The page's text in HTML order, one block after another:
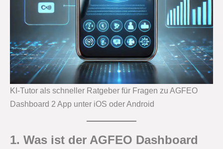
KI-Tutor als schneller Ratgeber für Fragen zu AGFEO
Dashboard 2 App unter iOS oder Android
1. Was ist der AGFEO Dashboard